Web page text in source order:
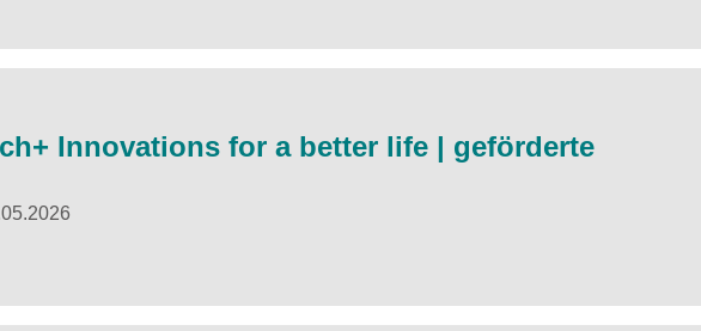
Innovations for a better life | geförderte